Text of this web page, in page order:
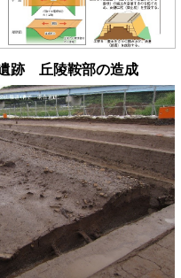
跡 丘陵鞍部の造成